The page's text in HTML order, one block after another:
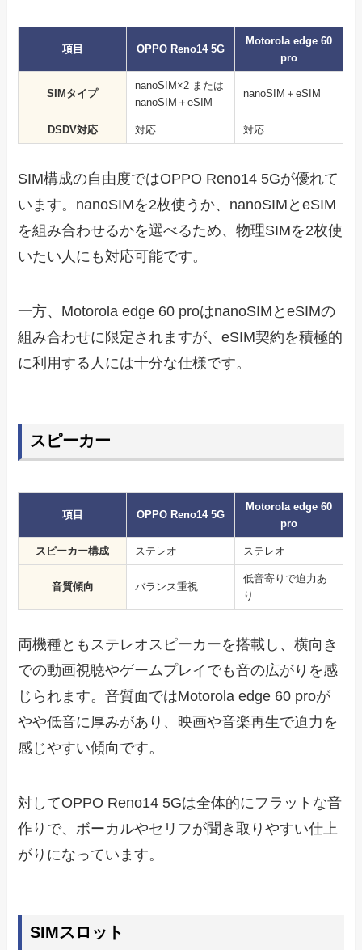
項目 OPPO Reno14 5G
Motorola edge 60
pro
SIMタイプ
nanoSIM×2 または
nanoSIM＋eSIM
nanoSIM＋eSIM
DSDV対応 対応 対応
SIM構成の自由度ではOPPO Reno14 5Gが優れて
います。nanoSIMを2枚使うか、nanoSIMとeSIM
を組み合わせるかを選べるため、物理SIMを2枚使
いたい人にも対応可能です。
一方、Motorola edge 60 proはnanoSIMとeSIMの
組み合わせに限定されますが、eSIM契約を積極的
に利用する人には十分な仕様です。
スピーカー
項目 OPPO Reno14 5G
Motorola edge 60
pro
スピーカー構成 ステレオ ステレオ
音質傾向 バランス重視
低音寄りで迫力あ
り
両機種ともステレオスピーカーを搭載し、横向き
での動画視聴やゲームプレイでも音の広がりを感
じられます。音質面ではMotorola edge 60 proが
やや低音に厚みがあり、映画や音楽再生で迫力を
感じやすい傾向です。
対してOPPO Reno14 5Gは全体的にフラットな音
作りで、ボーカルやセリフが聞き取りやすい仕上
がりになっています。
SIMスロット